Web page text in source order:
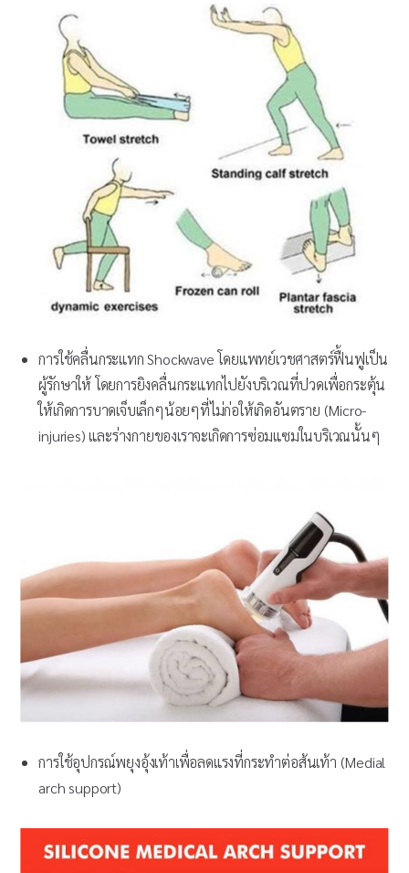
การใช้คลื่นกระแทก Shockwave โดยแพทย์เวชศาสตร์ฟื้นฟูเป็น
ผู้รักษาให้ โดยการยิงคลื่นกระแทกไปยังบริเวณที่ปวดเพื่อกระตุ้น
ให้เกิดการบาดเจ็บเล็กๆน้อยๆที่ไม่ก่อให้เกิดอันตราย (Micro-
injuries) และร่างกายของเราจะเกิดการซ่อมแซมในบริเวณนั้นๆ
การใช้อุปกรณ์พยุงอุ้งเท้าเพื่อลดแรงที่กระทำต่อส้นเท้า (Medial
arch support)